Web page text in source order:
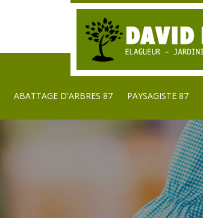
ABATTAGE D'ARBRES 87 PAYSAGISTE 87